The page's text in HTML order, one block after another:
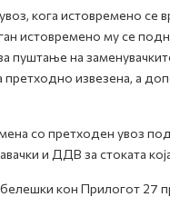
кога истовремено се
истовремено му се
пуштање на
извезена, а
со претходен увоз
и ДДВ за стоката
кон Прилогот 27